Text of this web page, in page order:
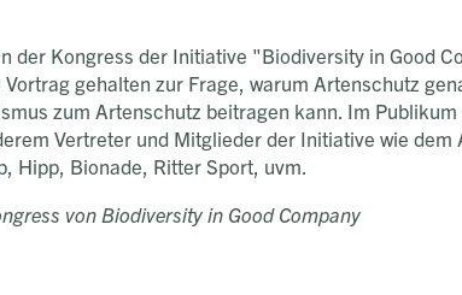
der Kongress der Initiative "Biodiversity in Good
gehalten zur Frage, warum Artenschutz
zum Artenschutz beitragen kann. Im
Vertreter und Mitglieder der Initiative wie dem
Hipp, Bionade, Ritter Sport, uvm.
von Biodiversity in Good Company